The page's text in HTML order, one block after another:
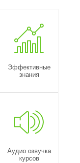
Эффективные
знания
Аудио озвучка
курсов